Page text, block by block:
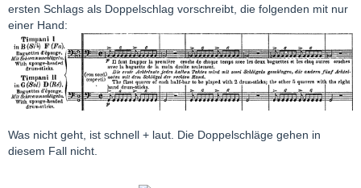
ersten Schlags als Doppelschlag vorschreibt, die folgenden mit nur
einer Hand:
Was nicht geht, ist schnell + laut. Die Doppelschläge gehen in
diesem Fall nicht.